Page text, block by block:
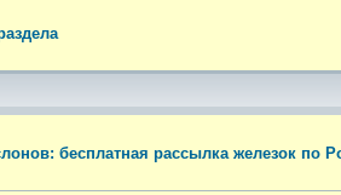
бесплатная рассылка железок по